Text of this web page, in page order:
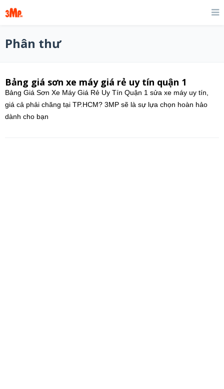
Phân thư
Bảng giá sơn xe máy giá rẻ uy tín quận 1
Bảng Giá Sơn Xe Máy Giá Rẻ Uy Tín Quận 1 sửa xe máy uy tín,
giá cả phải chăng tại TP.HCM? 3MP sẽ là sự lựa chọn hoàn hảo
dành cho bạn